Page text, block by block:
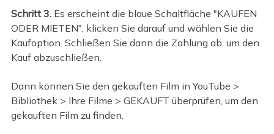
Schritt 3. Es erscheint die blaue Schaltfläche "KAUFEN
ODER MIETEN", klicken Sie darauf und wählen Sie die
Kaufoption. Schließen Sie dann die Zahlung ab, um den
Kauf abzuschließen.
Dann können Sie den gekauften Film in YouTube >
Bibliothek > Ihre Filme > GEKAUFT überprüfen, um den
gekauften Film zu finden.